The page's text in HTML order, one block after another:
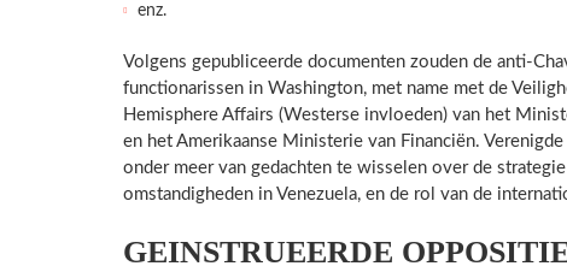
enz.
Volgens gepubliceerde documenten zouden de anti-
functionarissen in Washington, met name met de
Hemisphere Affairs (Westerse invloeden) van het
en het Amerikaanse Ministerie van Financiën.
onder meer van gedachten te wisselen over de
omstandigheden in Venezuela, en de rol van de
GEINSTRUEERDE